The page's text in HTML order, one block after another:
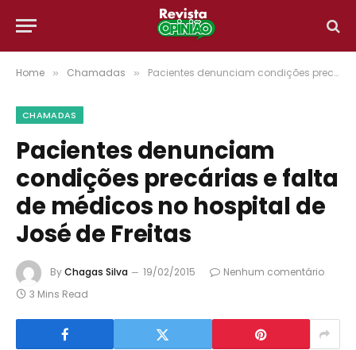
Home » Chamadas » Pacientes denunciam condições precárias e falta de médicos no hospital de José de Freitas
CHAMADAS
Pacientes denunciam
condições precárias e falta
de médicos no hospital de
José de Freitas
ByChagas Silva 19/02/2015
Nenhum comentário
3 Mins Read